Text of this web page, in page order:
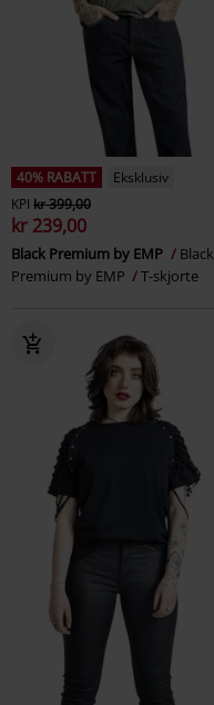
40% RABATT
Eksklusiv
KPI kr 399,00
kr 239,00
Black Premium by EMP
Black
Premium by EMP
T-skjorte